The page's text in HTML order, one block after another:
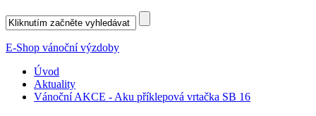
E-Shop vánoční výzdoby
Úvod
Aktuality
Vánoční AKCE - Aku příklepová vrtačka SB 16